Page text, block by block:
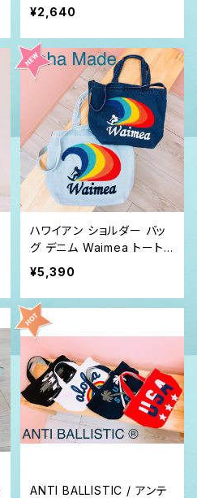
¥2,640
ハワイアン ショルダー バッ
グ デニム Waimea トート
2way
¥5,390
ANTI BALLISTIC / アンテ